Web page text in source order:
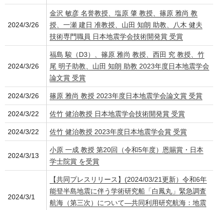
2024/3/26
金沢 敏彦 名誉教授、塩原 肇 教授、篠原 雅尚 教
授、一瀬 建日 准教授、山田 知朗 助教、八木 健夫
技術専門職員 日本地震学会技術開発賞 受賞
2024/3/26
福島 駿（D3）、篠原 雅尚 教授、西田 究 教授、竹
尾 明子助教、山田 知朗 助教 2023年度日本地震学会
論文賞 受賞
2024/3/26 篠原 雅尚 教授 2023年度日本地震学会論文賞 受賞
2024/3/22 佐竹 健治教授 日本地震学会技術開発賞 受賞
2024/3/22 佐竹 健治教授 2023年度日本地震学会賞 受賞
2024/3/13
小原 一成 教授 第20回（令和5年度）恩賜賞・日本
学士院賞 を受賞
2024/3/1
【共同プレスリリース】(2024/03/21更新）令和6年
能登半島地震に伴う学術研究船「白鳳丸」緊急調査
航海（第三次）について―共同利用研究航海：地震